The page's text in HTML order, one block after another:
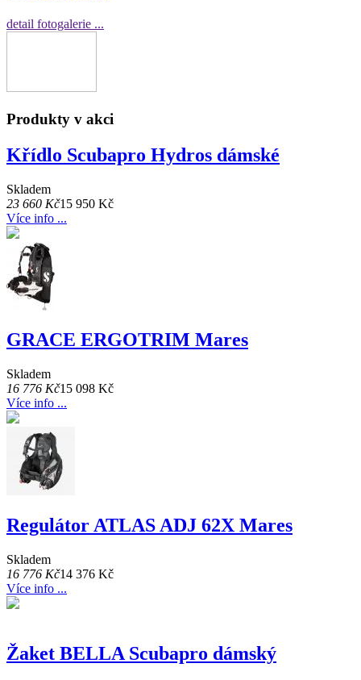
detail fotogalerie ...
Produkty v akci
Křídlo Scubapro Hydros dámské
Skladem
23 660 Kč15 950 Kč
Více info ...
GRACE ERGOTRIM Mares
Skladem
16 776 Kč15 098 Kč
Více info ...
Regulátor ATLAS ADJ 62X Mares
Skladem
16 776 Kč14 376 Kč
Více info ...
Žaket BELLA Scubapro dámský